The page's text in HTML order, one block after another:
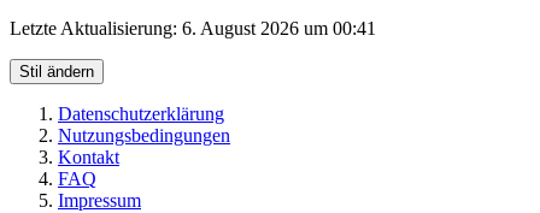
Letzte Aktualisierung: 6. August 2026 um 00:41
Stil ändern
Datenschutzerklärung
Nutzungsbedingungen
Kontakt
FAQ
Impressum